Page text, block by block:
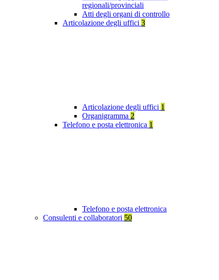
regionali/provinciali
Atti degli organi di controllo
Articolazione degli uffici 3
Articolazione degli uffici 1
Organigramma 2
Telefono e posta elettronica 1
Telefono e posta elettronica
Consulenti e collaboratori 50